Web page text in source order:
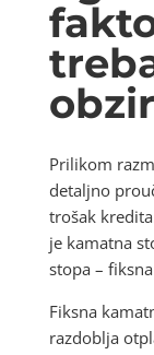
obzir
Prilikom
detaljno
trošak
je kamatna
stopa –
Fiksna
razdoblja